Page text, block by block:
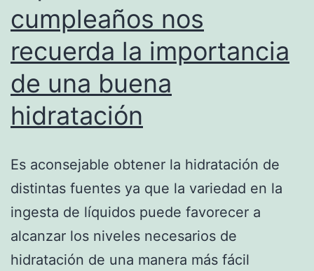
cumpleaños nos
recuerda la importancia
de una buena
hidratación
Es aconsejable obtener la hidratación de
distintas fuentes ya que la variedad en la
ingesta de líquidos puede favorecer a
alcanzar los niveles necesarios de
hidratación de una manera más fácil